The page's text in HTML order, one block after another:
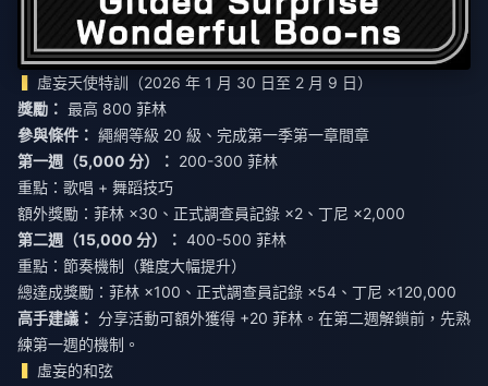
虛妄天使特訓（2026 年 1 月 30 日至 2 月 9 日）
獎勵： 最高 800 菲林
參與條件： 繩網等級 20 級、完成第一季第一章間章
第一週（5,000 分）： 200-300 菲林
重點：歌唱 + 舞蹈技巧
額外獎勵：菲林 ×30、正式調查員記錄 ×2、丁尼 ×2,000
第二週（15,000 分）： 400-500 菲林
重點：節奏機制（難度大幅提升）
總達成獎勵：菲林 ×100、正式調查員記錄 ×54、丁尼 ×120,000
高手建議： 分享活動可額外獲得 +20 菲林。在第二週解鎖前，先熟
練第一週的機制。
虛妄的和弦